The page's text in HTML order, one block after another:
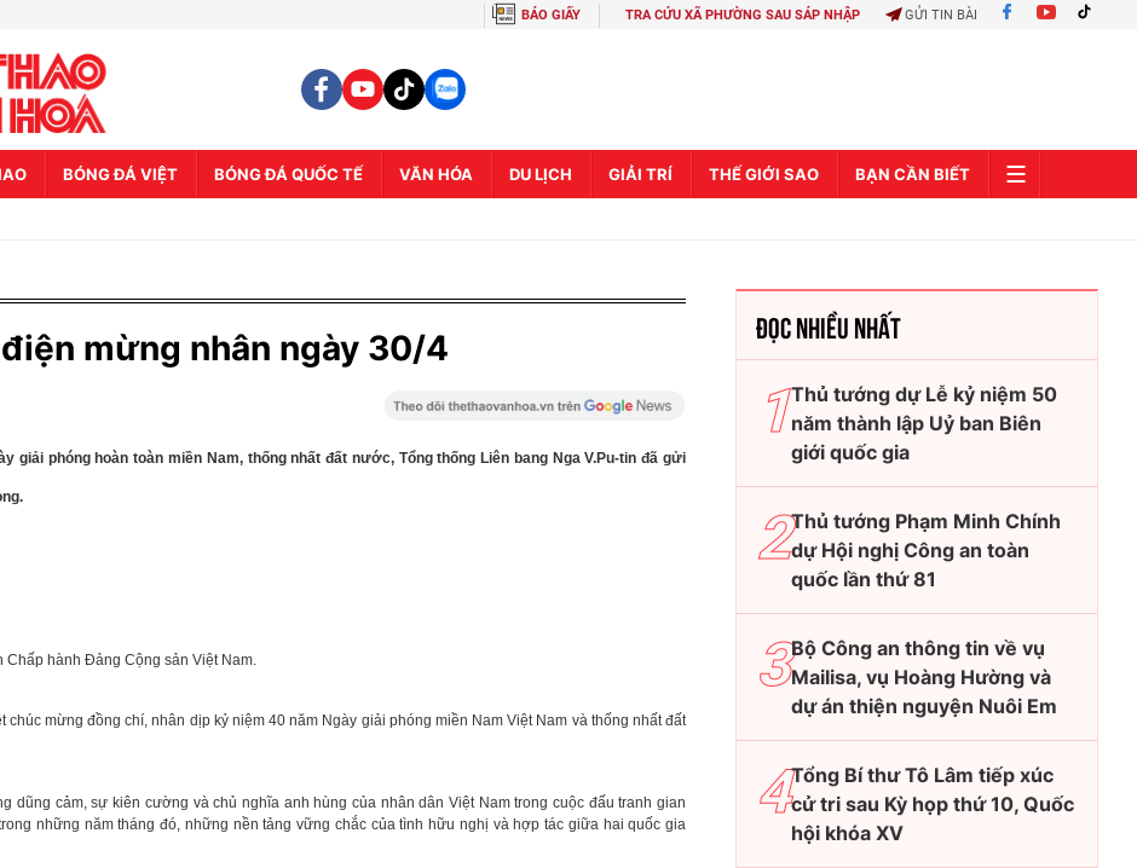
BÁO GIẤY TRA CỨU XÃ PHƯỜNG SAU SÁP NHẬP GỬI TIN BÀI
BÓNG ĐÁ VIỆT BÓNG ĐÁ QUỐC TẾ VĂN HÓA DU LỊCH GIẢI TRÍ THẾ GIỚI SAO BẠN CẦN BIẾT
mừng nhân ngày 30/4
giải phóng hoàn toàn miền Nam, thống nhất đất nước, Tổng thống Liên bang Nga V.Pu-tin đã gửi
Chấp hành Đảng Cộng sản Việt Nam.
mừng đồng chí, nhân dịp kỷ niệm 40 năm Ngày giải phóng miền Nam Việt Nam và thống nhất đất
dũng cảm, sự kiên cường và chủ nghĩa anh hùng của nhân dân Việt Nam trong cuộc đấu tranh gian
những năm tháng đó, những nền tảng vững chắc của tình hữu nghị và hợp tác giữa hai quốc gia
ĐỌC NHIỀU NHẤT
Thủ tướng dự Lễ kỷ niệm 50
năm thành lập Uỷ ban Biên
giới quốc gia
Thủ tướng Phạm Minh Chính
dự Hội nghị Công an toàn
quốc lần thứ 81
Bộ Công an thông tin về vụ
Mailisa, vụ Hoàng Hường và
dự án thiện nguyện Nuôi Em
Tổng Bí thư Tô Lâm tiếp xúc
cử tri sau Kỳ họp thứ 10, Quốc
hội khóa XV